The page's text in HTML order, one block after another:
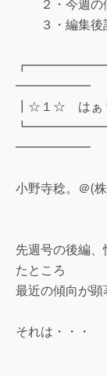
２・今週の
３・編集後
━━━━━━
┃☆１☆ はぁ？
━━━━━━
小野寺稔。＠(
先週号の後編
たところ
最近の傾向が顕
それは・・・